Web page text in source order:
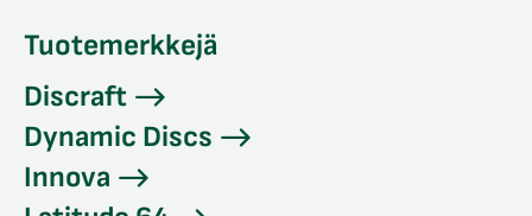
Tuotemerkkejä
Discraft
Dynamic Discs
Innova